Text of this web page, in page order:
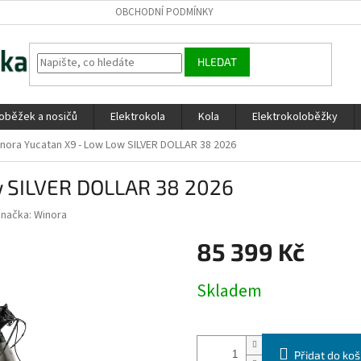
OBCHODNÍ PODMÍNKY
HLEDAT
a nosičů Elektrokola Kola Elektrokoloběžky
Yucatan X9 - Low Low SILVER DOLLAR 38 2026
DOLLAR 38 2026
Winora
85 399 Kč
cena:
Skladem
Přidat do